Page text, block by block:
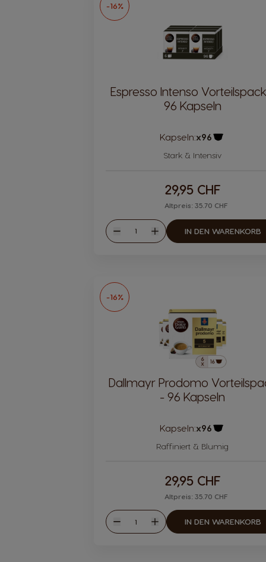
-16%
Espresso Intenso
96 Kapseln
Kapseln:x96
Stark & Intensiv
29,95 CHF
Altpreis: 35.70 CHF
Weniger
Menge
Mehr
IN DEN WARENKORB
-16%
Dallmayr Prodomo
- 96 Kapseln
Kapseln:x96
Raffiniert & Blumig
29,95 CHF
Altpreis: 35.70 CHF
Weniger
Menge
Mehr
IN DEN WARENKORB